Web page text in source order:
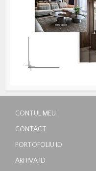
CONTUL MEU
CONTACT
PORTOFOLIU ID
ARHIVA ID